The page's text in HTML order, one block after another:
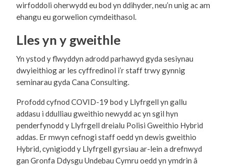
wirfoddoli oherwydd eu bod yn ddihyder, neu’n unig ac am
ehangu eu gorwelion cymdeithasol.
Lles yn y gweithle
Yn ystod y flwyddyn adrodd parhawyd gyda sesiynau
dwyieithiog ar les cyffredinol i’r staff trwy gynnig
seminarau gyda Cana Consulting.
Profodd cyfnod COVID-19 bod y Llyfrgell yn gallu
addasu i ddulliau gweithio newydd ac yn sgil hyn
penderfynodd y Llyfrgell dreialu Polisi Gweithio Hybrid
addas. Er mwyn cefnogi staff oedd yn dewis gweithio
Hybrid, cynigiodd y Llyfrgell gyrsiau ar-lein a drefnwyd
gan Gronfa Ddysgu Undebau Cymru oedd yn ymdrin â